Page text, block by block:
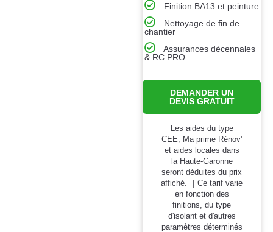
Finition BA13 et peinture
Nettoyage de fin de
chantier
Assurances décennales
& RC PRO
DEMANDER UN
DEVIS GRATUIT
Les aides du type
CEE, Ma prime Rénov'
et aides locales dans
la Haute-Garonne
seront déduites du prix
affiché. ｜Ce tarif varie
en fonction des
finitions, du type
d'isolant et d'autres
paramètres déterminés